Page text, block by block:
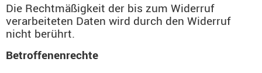
Die Rechtmäßigkeit der bis zum Widerruf
verarbeiteten Daten wird durch den Widerruf
nicht berührt.
Betroffenenrechte